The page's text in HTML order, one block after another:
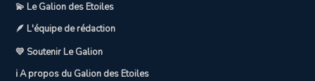
💫 Le Galion des Etoiles
🪶 L'équipe de rédaction
💛 Soutenir Le Galion
ℹ️ A propos du Galion des Etoiles